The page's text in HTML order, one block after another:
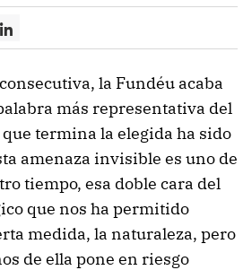
la Fundéu acaba
más representativa del
termina la elegida ha sido
amenaza invisible es uno de
tiempo, esa doble cara del
que nos ha permitido
medida, la naturaleza, pero
de ella pone en riesgo